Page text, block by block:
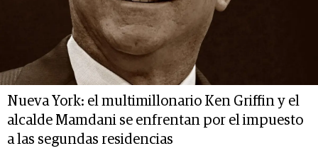
Nueva York: el multimillonario Ken Griffin y el
alcalde Mamdani se enfrentan por el impuesto
a las segundas residencias